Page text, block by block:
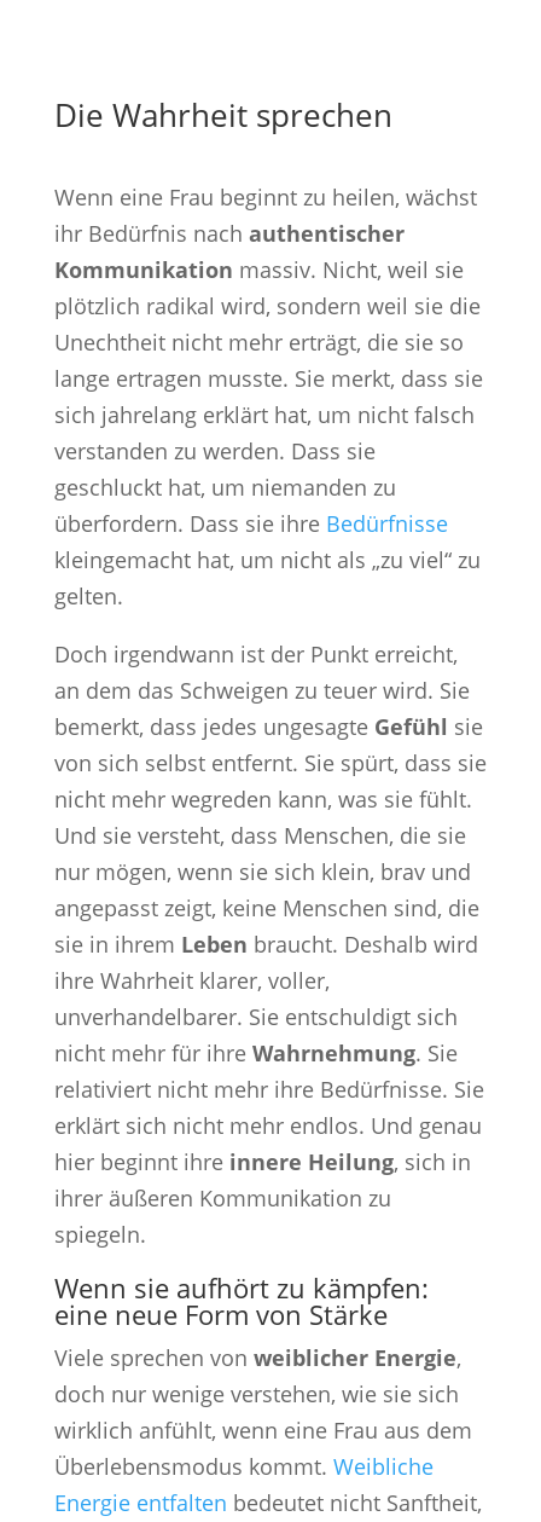
Die Wahrheit sprechen
Wenn eine Frau beginnt zu heilen, wächst
ihr Bedürfnis nach authentischer
Kommunikation massiv. Nicht, weil sie
plötzlich radikal wird, sondern weil sie die
Unechtheit nicht mehr erträgt, die sie so
lange ertragen musste. Sie merkt, dass sie
sich jahrelang erklärt hat, um nicht falsch
verstanden zu werden. Dass sie
geschluckt hat, um niemanden zu
überfordern. Dass sie ihre Bedürfnisse
kleingemacht hat, um nicht als „zu viel“ zu
gelten.
Doch irgendwann ist der Punkt erreicht,
an dem das Schweigen zu teuer wird. Sie
bemerkt, dass jedes ungesagte Gefühl sie
von sich selbst entfernt. Sie spürt, dass sie
nicht mehr wegreden kann, was sie fühlt.
Und sie versteht, dass Menschen, die sie
nur mögen, wenn sie sich klein, brav und
angepasst zeigt, keine Menschen sind, die
sie in ihrem Leben braucht. Deshalb wird
ihre Wahrheit klarer, voller,
unverhandelbarer. Sie entschuldigt sich
nicht mehr für ihre Wahrnehmung. Sie
relativiert nicht mehr ihre Bedürfnisse. Sie
erklärt sich nicht mehr endlos. Und genau
hier beginnt ihre innere Heilung, sich in
ihrer äußeren Kommunikation zu
spiegeln.
Wenn sie aufhört zu kämpfen:
eine neue Form von Stärke
Viele sprechen von weiblicher Energie,
doch nur wenige verstehen, wie sie sich
wirklich anfühlt, wenn eine Frau aus dem
Überlebensmodus kommt. Weibliche
Energie entfalten bedeutet nicht Sanftheit,